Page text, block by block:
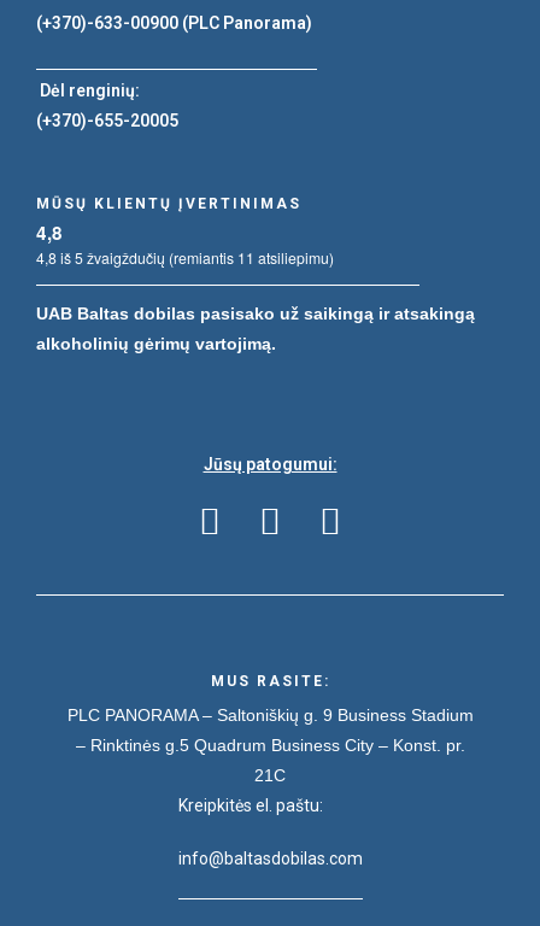
(+370)-633-00900 (PLC Panorama)
Dėl renginių:
(+370)-655-20005
MŪSŲ KLIENTŲ ĮVERTINIMAS
4,8
4,8 iš 5 žvaigždučių (remiantis 11 atsiliepimu)
UAB Baltas dobilas pasisako už saikingą ir atsakingą
alkoholinių gėrimų vartojimą.
Jūsų patogumui:
MUS RASITE:
PLC PANORAMA – Saltoniškių g. 9 Business Stadium
– Rinktinės g.5 Quadrum Business City – Konst. pr.
21C
Kreipkitės el. paštu:
info@baltasdobilas.com